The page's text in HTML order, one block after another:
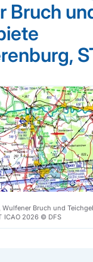
Bruch
Wulfener Bruch und
ICAO 2026 © DFS